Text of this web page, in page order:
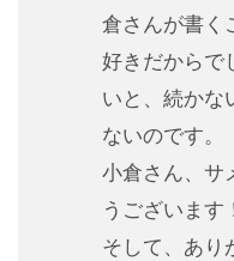
倉さんが書く
好きだからで
いと、続かな
ないのです。
小倉さん、サ
うございます
そして、あり